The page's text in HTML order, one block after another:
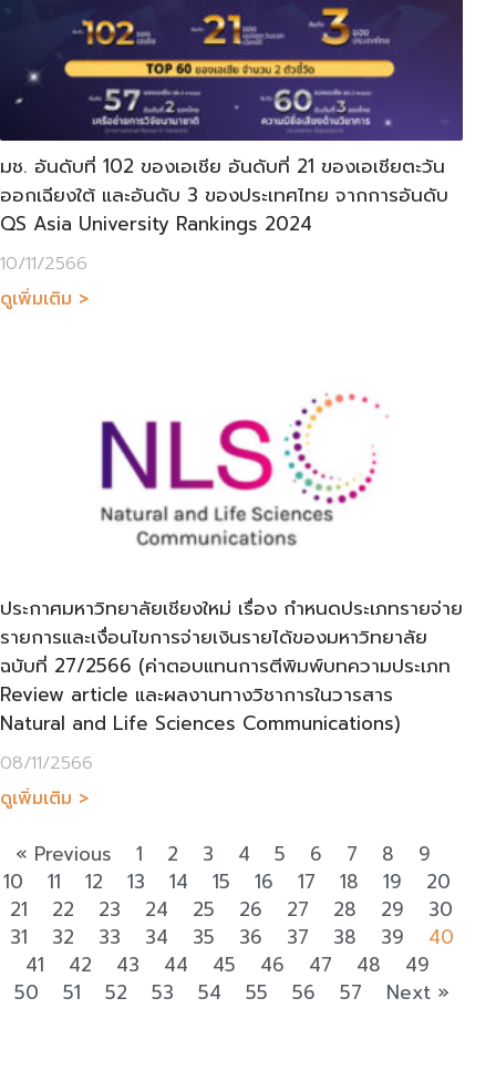
มช. อันดับที่ 102 ของเอเชีย อันดับที่ 21 ของเอเชียตะวัน
ออกเฉียงใต้ และอันดับ 3 ของประเทศไทย จากการอันดับ
QS Asia University Rankings 2024
10/11/2566
ดูเพิ่มเติม >
ประกาศมหาวิทยาลัยเชียงใหม่ เรื่อง กำหนดประเภทรายจ่าย
รายการและเงื่อนไขการจ่ายเงินรายได้ของมหาวิทยาลัย
ฉบับที่ 27/2566 (ค่าตอบแทนการตีพิมพ์บทความประเภท
Review article และผลงานทางวิชาการในวารสาร
Natural and Life Sciences Communications)
08/11/2566
ดูเพิ่มเติม >
« Previous 1 2 3 4 5 6 7 8
9
10
11 12 13 14 15 16 17 18 19
20
21
22 23 24 25 26 27 28 29
30
31
32 33 34 35 36 37 38 39
40
41
42 43 44 45 46 47 48
49
50
51 52 53 54 55 56 57 Next »